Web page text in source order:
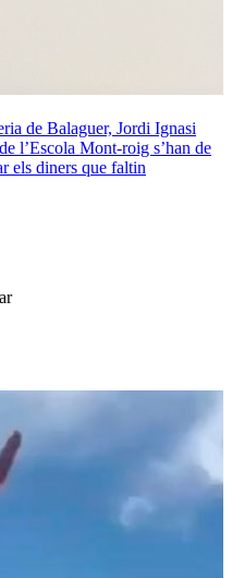
de Balaguer, Jordi Ignasi
l’Escola Mont-roig s’han de
els diners que faltin